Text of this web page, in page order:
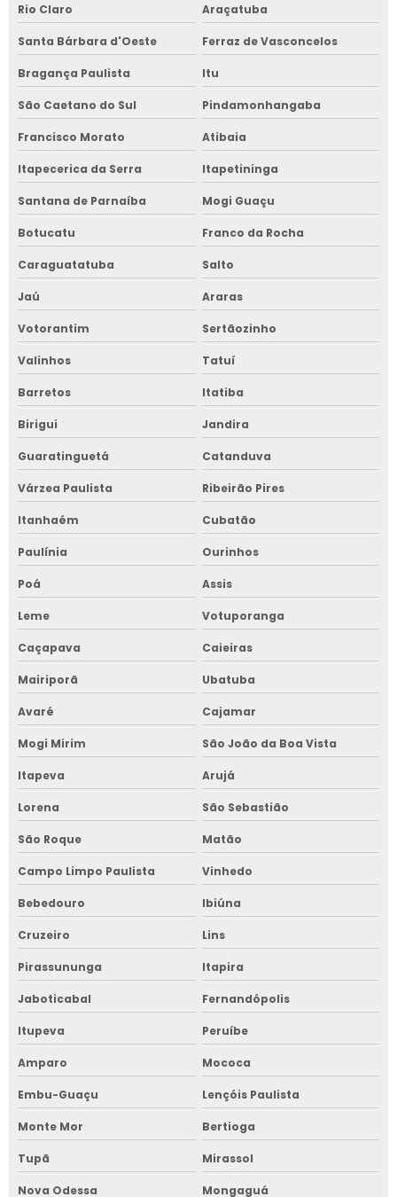
Rio Claro Araçatuba
Santa Bárbara d'Oeste Ferraz de Vasconcelos
Bragança Paulista Itu
São Caetano do Sul Pindamonhangaba
Francisco Morato Atibaia
Itapecerica da Serra Itapetininga
Santana de Parnaíba Mogi Guaçu
Botucatu Franco da Rocha
Caraguatatuba Salto
Jaú Araras
Votorantim Sertãozinho
Valinhos Tatuí
Barretos Itatiba
Birigui Jandira
Guaratinguetá Catanduva
Várzea Paulista Ribeirão Pires
Itanhaém Cubatão
Paulínia Ourinhos
Poá Assis
Leme Votuporanga
Caçapava Caieiras
Mairiporã Ubatuba
Avaré Cajamar
Mogi Mirim São João da Boa Vista
Itapeva Arujá
Lorena São Sebastião
São Roque Matão
Campo Limpo Paulista Vinhedo
Bebedouro Ibiúna
Cruzeiro Lins
Pirassununga Itapira
Jaboticabal Fernandópolis
Itupeva Peruíbe
Amparo Mococa
Embu-Guaçu Lençóis Paulista
Monte Mor Bertioga
Tupã Mirassol
Nova Odessa Mongaguá